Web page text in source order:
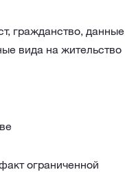
гражданство, данные
вида на жительство
ограниченной